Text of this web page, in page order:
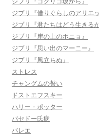
ジブリ『借りぐらしのアリエ
ジブリ『君たちはどう生きるか
ジブリ『崖の上のポニョ』
ジブリ『思い出のマーニー』
ジブリ『風立ちぬ』
ストレス
チャングムの誓い
ドストエフスキー
ハリー・ポッター
バセドー氏病
バレエ